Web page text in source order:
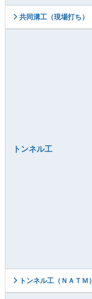
共同溝工（現場打ち）
トンネル工
トンネル工（ＮＡＴＭ）